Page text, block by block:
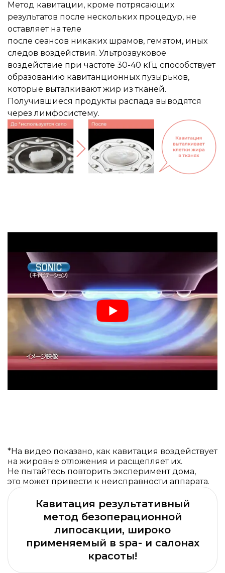
Метод кавитации, кроме потрясающих
результатов после нескольких процедур, не
оставляет на теле
после сеансов никаких шрамов, гематом, иных
следов воздействия. Ультрозвуковое
воздействие при частоте 30-40 кГц способствует
образованию кавитанционных пузырьков,
которые выталкивают жир из тканей.
Получившиеся продукты распада выводятся
через лимфосистему.
*На видео показано, как кавитация воздействует
на жировые отложения и расщепляет их.
Не пытайтесь повторить эксперимент дома,
это может привести к неисправности аппарата.
Кавитация результативный
метод безоперационной
липосакции, широко
применяемый в spa- и салонах
красоты!